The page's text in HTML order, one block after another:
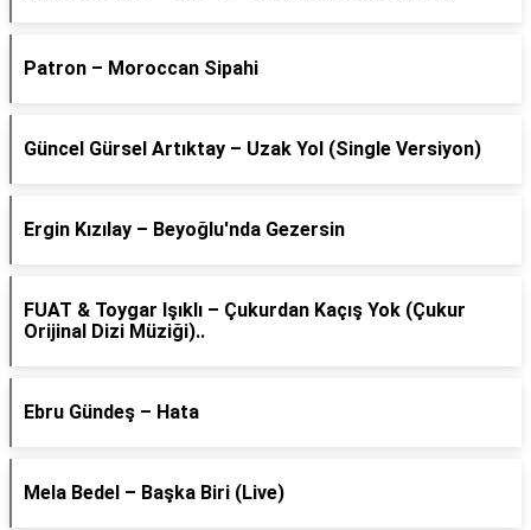
Patron – Moroccan Sipahi
Güncel Gürsel Artıktay – Uzak Yol (Single Versiyon)
Ergin Kızılay – Beyoğlu'nda Gezersin
FUAT & Toygar Işıklı – Çukurdan Kaçış Yok (Çukur
Orijinal Dizi Müziği)..
Ebru Gündeş – Hata
Mela Bedel – Başka Biri (Live)